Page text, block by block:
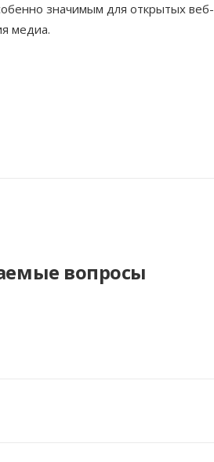
значимым для открытых веб-
медиа.
вопросы